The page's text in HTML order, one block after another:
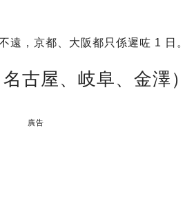
遠，京都、大阪都只係遲咗 1 日。
古屋、岐阜、金澤）
廣告